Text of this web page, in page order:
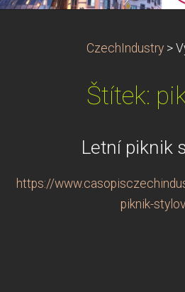
CzechIndustry >
Štítek:
Letní piknik
https://
piknik-